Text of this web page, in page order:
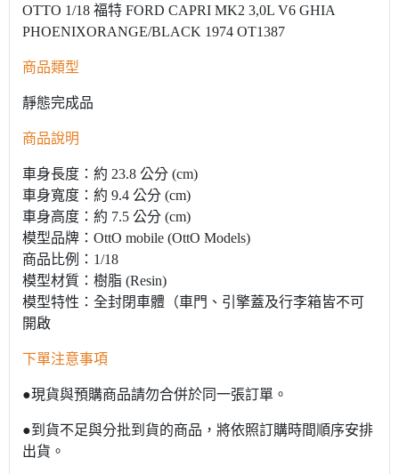
OTTO 1/18 福特 FORD CAPRI MK2 3,0L V6 GHIA
PHOENIXORANGE/BLACK 1974 OT1387
商品類型
靜態完成品
商品說明
車身長度：約 23.8 公分 (cm)
車身寬度：約 9.4 公分 (cm)
車身高度：約 7.5 公分 (cm)
模型品牌：OttO mobile (OttO Models)
商品比例：1/18
模型材質：樹脂 (Resin)
模型特性：全封閉車體（車門、引擎蓋及行李箱皆不可
開啟
下單注意事項
●現貨與預購商品請勿合併於同一張訂單。
●到貨不足與分批到貨的商品，將依照訂購時間順序安排
出貨。